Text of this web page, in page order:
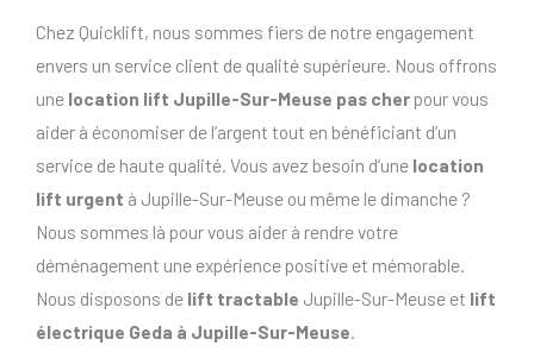
Chez Quicklift, nous sommes fiers de notre engagement
envers un service client de qualité supérieure. Nous offrons
une location lift Jupille-Sur-Meuse pas cher pour vous
aider à économiser de l’argent tout en bénéficiant d’un
service de haute qualité. Vous avez besoin d’une location
lift urgent à Jupille-Sur-Meuse ou même le dimanche ?
Nous sommes là pour vous aider à rendre votre
déménagement une expérience positive et mémorable.
Nous disposons de lift tractable Jupille-Sur-Meuse et lift
électrique Geda à Jupille-Sur-Meuse.